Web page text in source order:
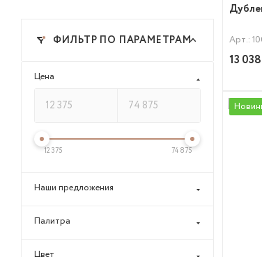
Арт.:
13 038
ФИЛЬТР ПО ПАРАМЕТРАМ
Цена
12 375 74 875
Наши предложения
Палитра